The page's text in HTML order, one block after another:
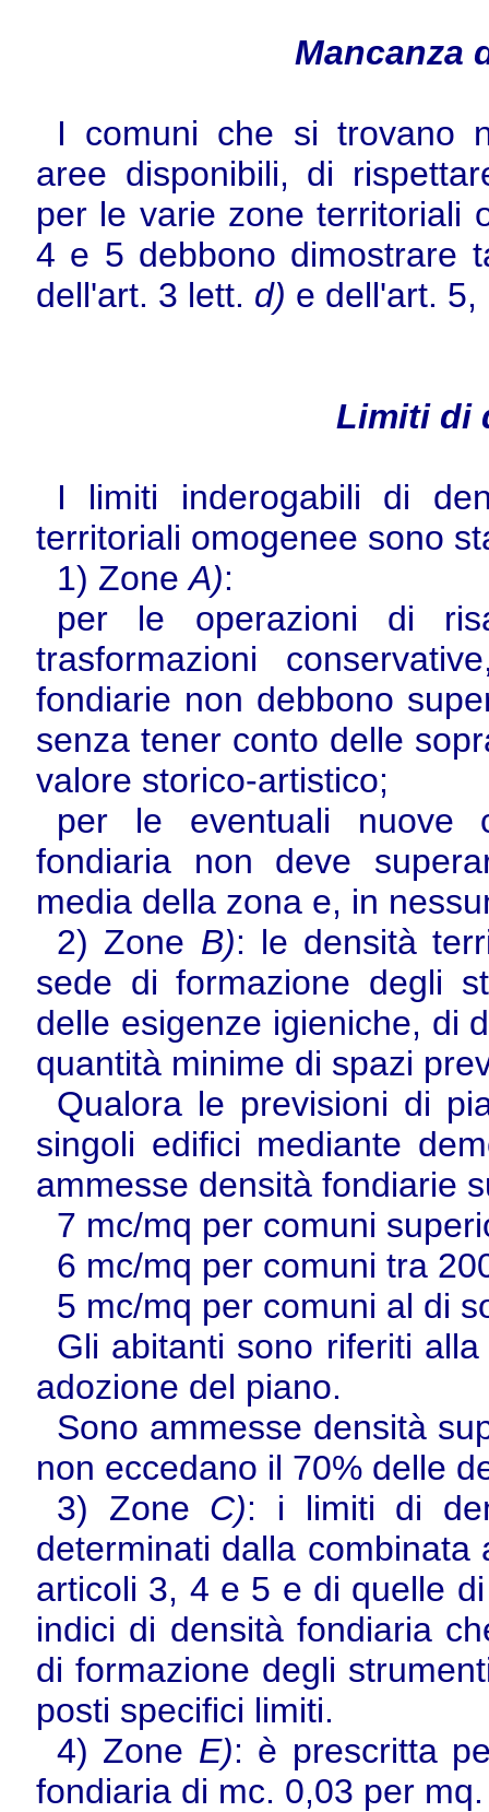
Mancanza
I comuni che si trovano
aree disponibili, di
per le varie zone territoriali
4 e 5 debbono dimostrare
dell'art. 3 lett. d) e dell'art.
Limiti di
I limiti inderogabili di
territoriali omogenee sono
1) ZoneA):
per le operazioni di
trasformazioni
fondiarie non debbono
senza tener conto delle
valore storico-artistico;
per le eventuali nuove
fondiaria non deve
media della zona e, in
2) Zone B): le densità
sede di formazione degli
delle esigenze igieniche, di
quantità minime di spazi
Qualora le previsioni di
singoli edifici mediante
ammesse densità fondiarie
7 mc/mq per comuni
6 mc/mq per comuni tra
5 mc/mq per comuni al di
Gli abitanti sono riferiti
adozione del piano.
Sono ammesse densità
non eccedano il 70% delle
3) Zone C): i limiti di
determinati dalla
articoli 3, 4 e 5 e di quelle
indici di densità fondiaria
di formazione degli
posti specifici limiti.
4) Zone E): è prescritta
fondiaria di mc. 0,03 per mq.